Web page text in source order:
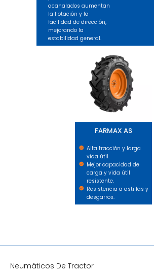
acanalados aumentan
la flotación y la
facilidad de dirección,
mejorando la
estabilidad general.
FARMAX AS
Alta tracción y larga
vida útil.
Mejor capacidad de
carga y vida útil
resistente.
Resistencia a astillas y
desgarros.
Neumáticos De Tractor